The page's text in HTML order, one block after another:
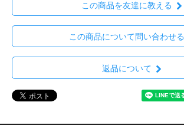
この商品を友達に教える
この商品について問い合わせる
返品について